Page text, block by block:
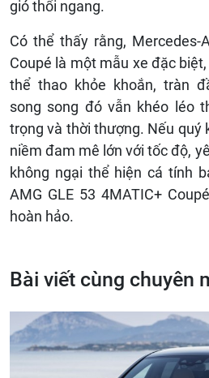
gió thổi ngang.
Có thể thấy rằng, Mercedes-
Coupé là một mẫu xe đặc
thể thao khỏe khoắn, tràn
song song đó vẫn khéo léo
trọng và thời thượng. Nếu quý
niềm đam mê lớn với tốc độ,
không ngại thể hiện cá tính
AMG GLE 53 4MATIC+
hoàn hảo.
Bài viết cùng chuyên